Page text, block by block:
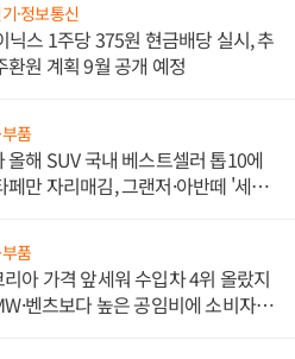
·정보통신
닉스 1주당 375원 현금배당 실시, 추
환원 계획 9월 공개 예정
품
올해 SUV 국내 베스트셀러 톱10에
페만 자리매김, 그랜저·아반떼 '세단
품
아 가격 앞세워 수입차 4위 올랐지
벤츠보다 높은 공임비에 소비자